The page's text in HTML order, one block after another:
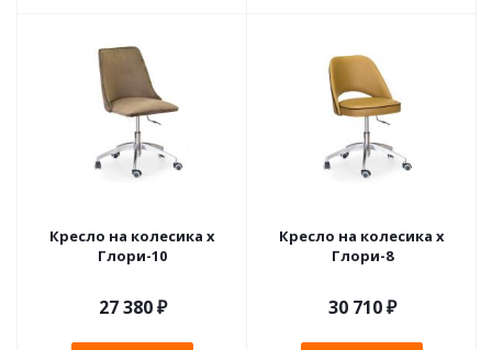
Кресло на колесика х
Глори-10
27 380 ₽
Кресло на колесика х
Глори-8
30 710 ₽